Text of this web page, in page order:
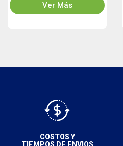
Ver Más
COSTOS Y
TIEMPOS DE ENVIOS